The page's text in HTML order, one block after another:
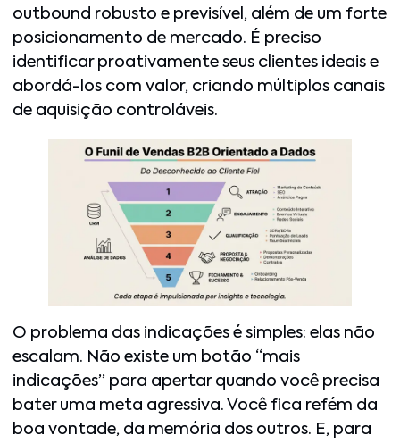
outbound robusto e previsível, além de um forte
posicionamento de mercado. É preciso
identificar proativamente seus clientes ideais e
abordá-los com valor, criando múltiplos canais
de aquisição controláveis.
O problema das indicações é simples: elas não
escalam. Não existe um botão “mais
indicações” para apertar quando você precisa
bater uma meta agressiva. Você fica refém da
boa vontade, da memória dos outros. E, para